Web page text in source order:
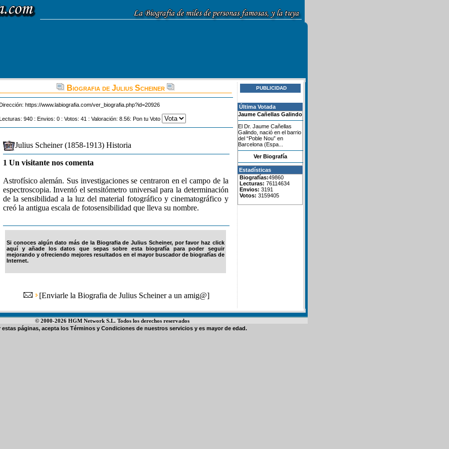
Biografia de Julius Scheiner
https://www.labiografia.com/ver_biografia.php?id=20926
940 : Envios: 0 : Votos: 41 : Valoración: 8.56: Pon tu Voto
Julius Scheiner (1858-1913) Historia
1 Un visitante nos comenta
Astrofísico alemán. Sus investigaciones se centraron en el campo de la
espectroscopia. Inventó el sensitómetro universal para la determinación
de la sensibilidad a la luz del material fotográfico y cinematográfico y
creó la antigua escala de fotosensibilidad que lleva su nombre.
Si conoces algún dato más de la Biografia de Julius Scheiner, por favor haz click
aquí y añade los datos que sepas sobre esta biografía para poder seguir
mejorando y ofreciendo mejores resultados en el mayor buscador de biografías de
Internet.
[Enviarle la Biografia de Julius Scheiner a un amig@]
PUBLICIDAD
Última Votada
Jaume Cañellas Galindo
El Dr. Jaume Cañellas
Galindo, nació en el barrio
del “Poble Nou” en
Barcelona (Espa...
Ver Biografía
Estadísticas
Biografías:49860
Lecturas: 76114634
Envios: 3191
Votos: 3159405
© 2000-2026 HGM Network S.L. Todos los derechos reservados
estas páginas, acepta los Términos y Condiciones de nuestros servicios y es mayor de edad.